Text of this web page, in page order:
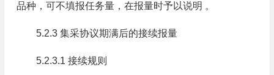
品种，可不填报任务量，在报量时予以说明 。
5.2.3 集采协议期满后的接续报量
5.2.3.1 接续规则